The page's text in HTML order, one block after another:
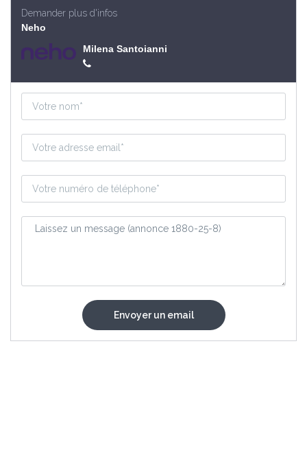
Demander plus d'infos
Neho
Milena Santoianni